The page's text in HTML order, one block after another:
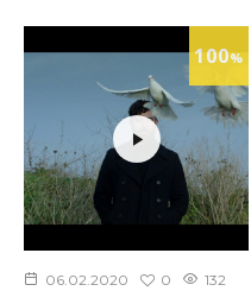
100%
06.02.2020 0 132